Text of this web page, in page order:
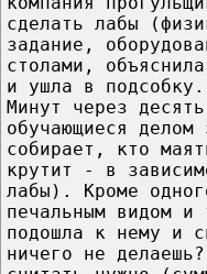
сделать лабы
задание,
столами,
и ушла в подсобку.
Минут через
обучающиеся
собирает, кто
крутит - в
лабы). Кроме
печальным видом
подошла к нему и
ничего не